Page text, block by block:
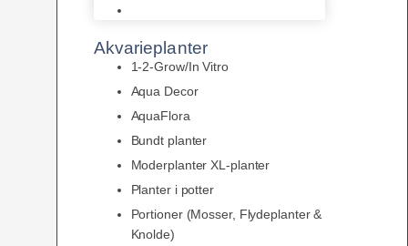
Akvarieplanter
1-2-Grow/In Vitro
Aqua Decor
AquaFlora
Bundt planter
Moderplanter XL-planter
Planter i potter
Portioner (Mosser, Flydeplanter &
Knolde)